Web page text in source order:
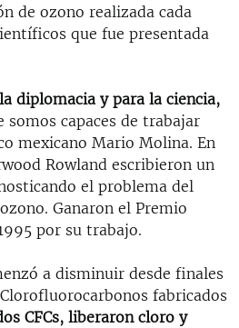
de ozono realizada cada
que fue presentada
diplomacia y para la ciencia,
somos capaces de trabajar
mexicano Mario Molina. En
Rowland escribieron un
el problema del
Ganaron el Premio
por su trabajo.
a disminuir desde finales
fabricados
CFCs, liberaron cloro y